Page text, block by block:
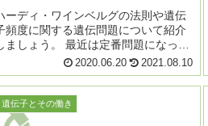
ーディ・ワインベルグの法則や遺伝
頻度に関する遺伝問題について紹介
ましょう。 最近は定番問題になって
きましたね。コンスタントに様々な大
・学部で出題されます。 例題 では例
を見てみましょう。 特定の地域に
生...
2020.06.20 2021.08.10
遺伝子とその働き